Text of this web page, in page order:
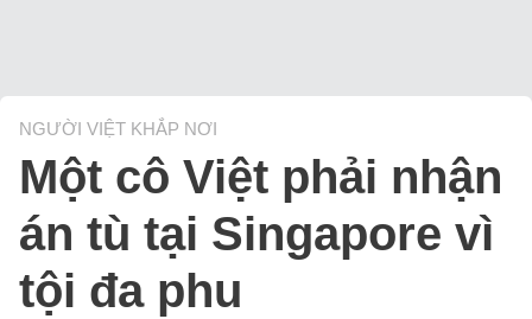
NGƯỜI VIỆT KHẮP NƠI
Một cô Việt phải nhận
án tù tại Singapore vì
tội đa phu